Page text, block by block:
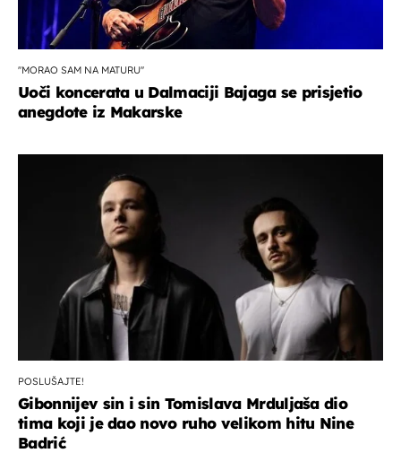
''MORAO SAM NA MATURU''
Uoči koncerata u Dalmaciji Bajaga se prisjetio
anegdote iz Makarske
POSLUŠAJTE!
Gibonnijev sin i sin Tomislava Mrduljaša dio
tima koji je dao novo ruho velikom hitu Nine
Badrić